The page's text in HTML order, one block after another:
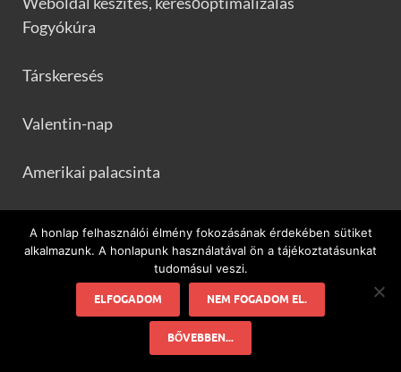
Fogyókúra
Társkeresés
Valentin-nap
Amerikai palacsinta
Minden ami flamenco és Spanyolország!
WordPress
A honlap felhasználói élmény fokozásának érdekében sütiket
alkalmazunk. A honlapunk használatával ön a tájékoztatásunkat
tudomásul veszi.
ELFOGADOM NEM FOGADOM EL.
BŐVEBBEN...